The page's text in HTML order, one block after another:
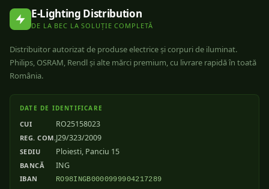
E-Lighting Distribution
DE LA BEC LA SOLUȚIE COMPLETĂ
Distribuitor autorizat de produse electrice și corpuri de iluminat.
Philips, OSRAM, Rendl și alte mărci premium, cu livrare rapidă în toată
România.
DATE DE IDENTIFICARE
CUI RO25158023
REG. COM.J29/323/2009
SEDIU Ploiesti, Panciu 15
BANCĂ ING
IBAN RO98INGB0000999904217289